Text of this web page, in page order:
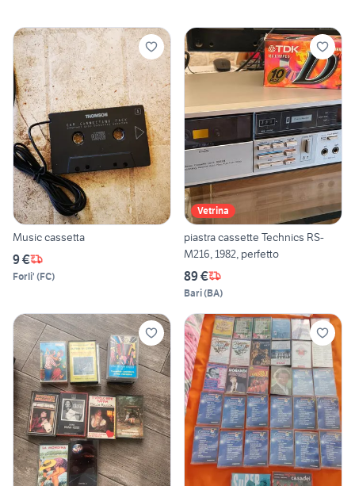
Music cassetta
9 €
Forli' (FC)
Vetrina
piastra cassette Technics RS-
M216, 1982, perfetto
89 €
Bari(BA)